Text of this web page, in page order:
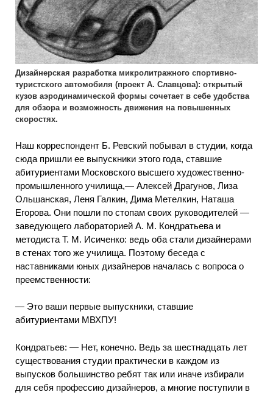
Дизайнерская разработка микролитражного спортивно-
туристского автомобиля (проект А. Славцова): открытый
кузов аэродинамической формы сочетает в себе удобства
для обзора и возможность движения на повышенных
скоростях.
Наш корреспондент Б. Ревский побывал в студии, когда
сюда пришли ее выпускники этого года, ставшие
абитуриентами Московского высшего художественно-
промышленного училища,— Алексей Драгунов, Лиза
Ольшанская, Леня Галкин, Дима Метелкин, Наташа
Егорова. Они пошли по стопам своих руководителей —
заведующего лабораторией А. М. Кондратьева и
методиста Т. М. Исиченко: ведь оба стали дизайнерами
в стенах того же училища. Поэтому беседа с
наставниками юных дизайнеров началась с вопроса о
преемственности:
— Это ваши первые выпускники, ставшие
абитуриентами МВХПУ!
Кондратьев: — Нет, конечно. Ведь за шестнадцать лет
существования студии практически в каждом из
выпусков большинство ребят так или иначе избирали
для себя профессию дизайнеров, а многие поступили в